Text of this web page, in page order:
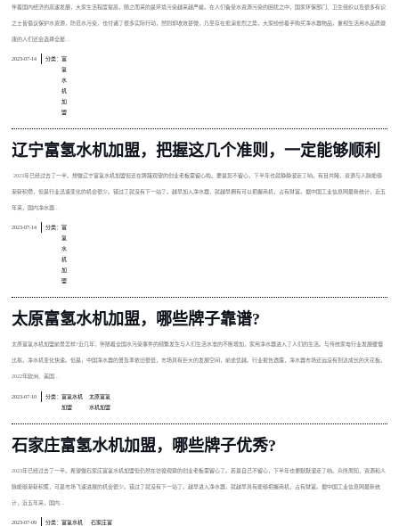
伴着国内经济的高速发展，大家生活程度提高，随之而来的是环境污染越来越严峻。在人们备受水资源污染的困扰之中，国家环保部门、卫生组织以及很多有识
之士皆倡议保护水资源，防范水污染，也付诸了很多实际行动，然则却收效甚微，乃至存在愈演愈烈之势。大家纷纷着手购买净水器物品，重视生活用水品质健
康的人们还会选择全屋...
2023-07-14 分类： 富
氢
水
机
加
盟
辽宁富氢水机加盟，把握这几个准则，一定能够顺利
2023年已经过去了一半。想做辽宁富氢水机加盟但还在踌躇观望的创业老板需留心啦。要是您不留心，下半年也就静静溜走了呐。有目共睹，资源与人脉能够
渐斩积攒，但是行业迅速变化的机会很少。错过了就没有下一站了。越早加入净水器，就越早拥有可以把握商机，占有财富。据中国工业信息网最新统计，近五
年来，国内净水器...
2023-07-14 分类： 富
氢
水
机
加
盟
太原富氢水机加盟，哪些牌子靠谱?
太原富氢水机加盟前景怎样?近几年，伴随着全国水污染事件的频繁发生与人们生活水准的不断增加，家用净水器进入了人们的生活。与传统家电行业发展缓慢
比拟，净水机变化快速。但是，中国净水器的普及率依旧很低，市场具有巨大的发展空间，前途优越。行业报告透露，净水器市场还远没有到达成长的天花板。
2022年欧洲、美国...
2023-07-10 分类： 富氢水机
加盟
太原富氢
水机加盟
石家庄富氢水机加盟，哪些牌子优秀?
2023年已经过去了一半。希望做石家庄富氢水机加盟但仍然在彷徨观察的创业老板需留心了。若是自己不留心，下半年也便默默溜走了呐。众所周知，资源和人
脉能够渐斩积聚，可是市场飞速进展的机会很少。错过了就没有下一站了。越早进入净水器，就越早具有能够把握商机，占有财富。据中国工业信息网最新统
计，近五年来，国内...
2023-07-09 分类： 富氢水机
石家庄富